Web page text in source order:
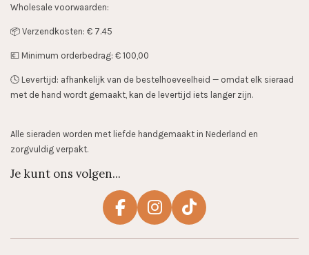
Wholesale voorwaarden:
📦 Verzendkosten: € 7.45
💶 Minimum orderbedrag: € 100,00
🕓 Levertijd: afhankelijk van de bestelhoeveelheid — omdat elk sieraad
met de hand wordt gemaakt, kan de levertijd iets langer zijn.
Alle sieraden worden met liefde handgemaakt in Nederland en
zorgvuldig verpakt.
Je kunt ons volgen...
F
I
T